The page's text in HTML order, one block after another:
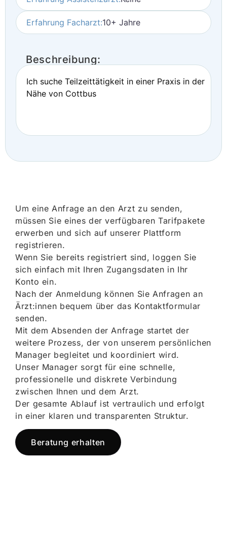
Erfahrung Facharzt:10+ Jahre
Beschreibung:
Ich suche Teilzeittätigkeit in einer Praxis in der
Nähe von Cottbus
Um eine Anfrage an den Arzt zu senden,
müssen Sie eines der verfügbaren Tarifpakete
erwerben und sich auf unserer Plattform
registrieren.
Wenn Sie bereits registriert sind, loggen Sie
sich einfach mit Ihren Zugangsdaten in Ihr
Konto ein.
Nach der Anmeldung können Sie Anfragen an
Ärzt:innen bequem über das Kontaktformular
senden.
Mit dem Absenden der Anfrage startet der
weitere Prozess, der von unserem persönlichen
Manager begleitet und koordiniert wird.
Unser Manager sorgt für eine schnelle,
professionelle und diskrete Verbindung
zwischen Ihnen und dem Arzt.
Der gesamte Ablauf ist vertraulich und erfolgt
in einer klaren und transparenten Struktur.
Beratung erhalten